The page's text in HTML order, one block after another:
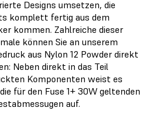
Designs umsetzen, die
komplett fertig aus dem
kommen. Zahlreiche dieser
können Sie an unserem
aus Nylon 12 Powder direkt
Neben direkt in das Teil
Komponenten weist es
für den Fuse 1+ 30W geltenden
auf.